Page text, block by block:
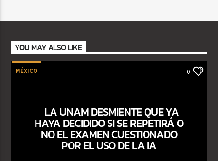
YOU MAY ALSO LIKE
MÉXICO 0
LA UNAM DESMIENTE QUE YA
HAYA DECIDIDO SI SE REPETIRÁ O
NO EL EXAMEN CUESTIONADO
POR EL USO DE LA IA